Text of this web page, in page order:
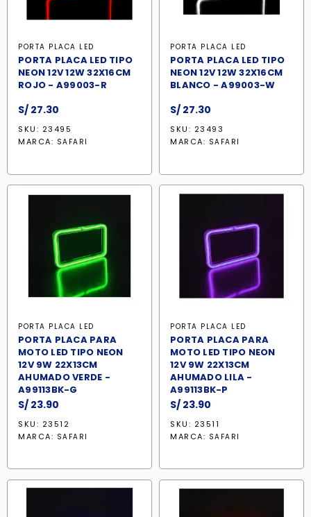
PORTA PLACA LED
PORTA PLACA LED TIPO
NEON 12V 12W 32X16CM
ROJO - A99003-R
S/ 27.30
SKU: 23495
MARCA: SAFARI
PORTA PLACA LED
PORTA PLACA LED TIPO
NEON 12V 12W 32X16CM
BLANCO - A99003-W
S/ 27.30
SKU: 23493
MARCA: SAFARI
PORTA PLACA LED
PORTA PLACA PARA
MOTO LED TIPO NEON
12V 9W 22X13CM
AHUMADO VERDE -
A99113BK-G
S/ 23.90
SKU: 23512
MARCA: SAFARI
PORTA PLACA LED
PORTA PLACA PARA
MOTO LED TIPO NEON
12V 9W 22X13CM
AHUMADO LILA -
A99113BK-P
S/ 23.90
SKU: 23511
MARCA: SAFARI